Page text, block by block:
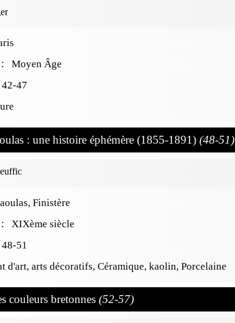
Moyen Âge
42-47
: une histoire éphémère (1855-1891) (48-51)
Finistère
XIXème siècle
48-51
d'art, arts décoratifs, Céramique, kaolin, Porcelaine
couleurs bretonnes (52-57)